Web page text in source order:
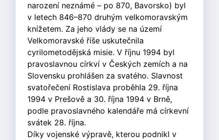
narození neznámé – po 870, Bavorsko) byl
v letech 846–870 druhým velkomoravským
knížetem. Za jeho vlády se na území
Velkomoravské říše uskutečnila
cyrilometodějská misie. V říjnu 1994 byl
pravoslavnou církví v Českých zemích a na
Slovensku prohlášen za svatého. Slavnost
svatořečení Rostislava proběhla 29. října
1994 v Prešově a 30. října 1994 v Brně,
podle pravoslavného kalendáře má církevní
svátek 28. října.
Díky vojenské výpravě, kterou podnikl v